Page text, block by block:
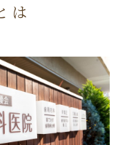
は